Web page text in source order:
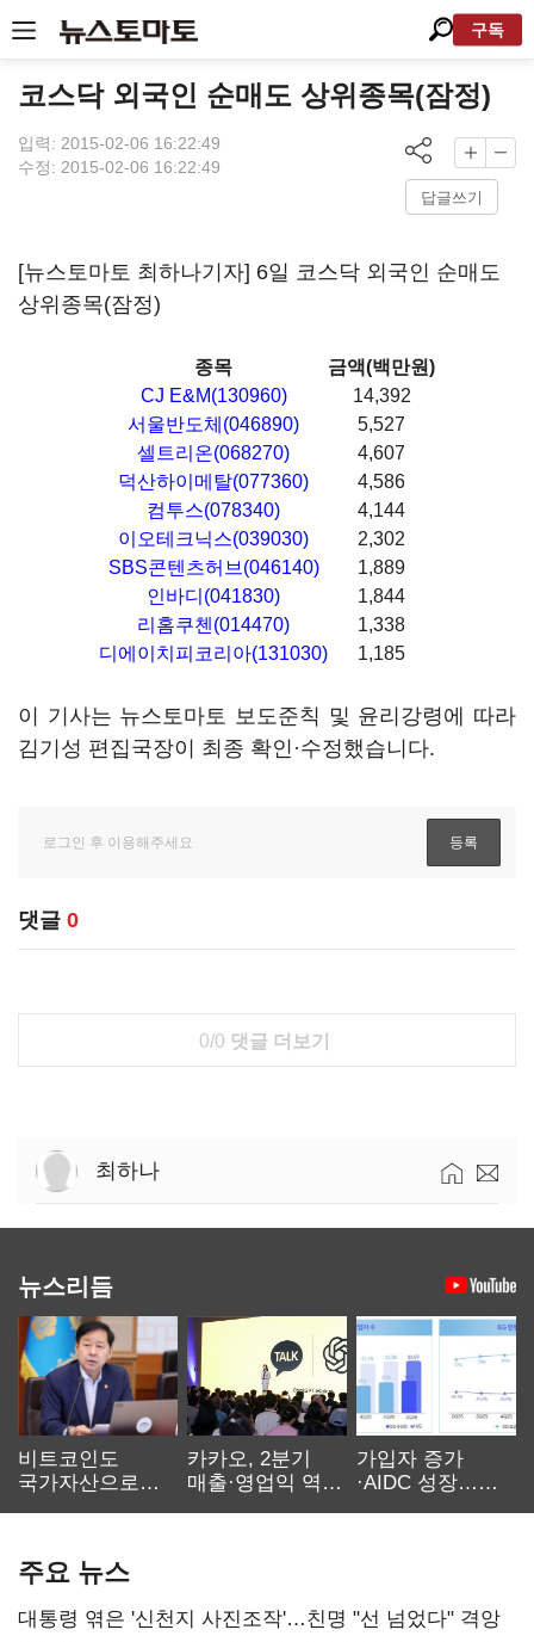
구독
코스닥 외국인 순매도 상위종목(잠정)
입력: 2015-02-06 16:22:49
수정: 2015-02-06 16:22:49
답글쓰기
[뉴스토마토 최하나기자] 6일 코스닥 외국인 순매도
상위종목(잠정)
종목
금액(백만원)
CJ E&M(130960)
14,392
서울반도체(046890)
5,527
셀트리온(068270)
4,607
덕산하이메탈(077360)
4,586
컴투스(078340)
4,144
이오테크닉스(039030)
2,302
SBS콘텐츠허브(046140)
1,889
인바디(041830)
1,844
리홈쿠첸(014470)
1,338
디에이치피코리아(131030)
1,185
이 기사는 뉴스토마토 보도준칙 및 윤리강령에 따라
김기성 편집국장이 최종 확인·수정했습니다.
댓글 0
0/0 댓글 더보기
최하나
뉴스리듬
비트코인도
국가자산으로…'
카카오, 2분기
매출·영업익 역대
가입자 증가
·AIDC 성장…
주요 뉴스
대통령 엮은 '신천지 사진조작'…친명 "선 넘었다" 격앙